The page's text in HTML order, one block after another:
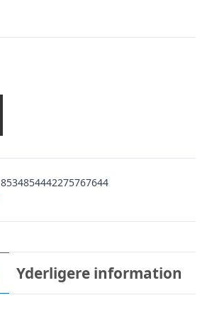
8534854442275767644
Yderligere information